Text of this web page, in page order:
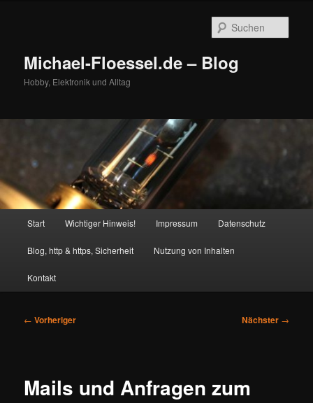
Michael-Floessel.de – Blog
Hobby, Elektronik und Alltag
Start Wichtiger Hinweis! Impressum Datenschutz
Blog, http & https, Sicherheit Nutzung von Inhalten
Kontakt
Beitragsnavigation
← Vorheriger Nächster →
Mails und Anfragen zum